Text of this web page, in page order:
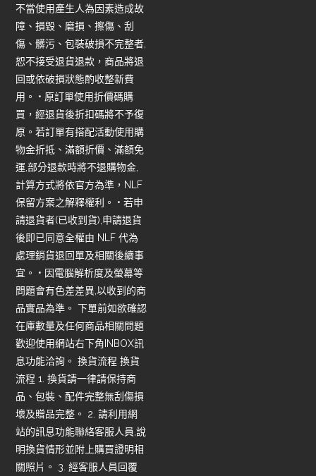
不當使用產生人為因素造成故
障、損毀、磨損、擦傷、刮
傷、髒污、包裝破損不完整者,
恕不接受退貨退款，商品將退
回或依破損狀態酌收整新費
用。 • 原訂單使用折價碼購
買，經退貨後折扣碼將不予復
原。若訂單有搭配活動使用購
物金折抵、滿額折價、滿額免
運,部分退款時將不退購物金,
計算方式將依官方為準，NLF
保留方案之解釋權利。 • 若申
請退貨者(已收到貨),申請退貨
後即已同意全權由 NLF 代為
處理銷貨退回單及相關後續事
宜。 • 因電腦解析度及螢幕等
問題會有色差差異,以收到的商
品實品為準。 下單前如欲確認
在庫數量及任何商品相關問題
歡迎使用網站右下角INBOX訊
息功能洽詢。 換貨流程 換貨
流程 1. 換貨請一律請保持商
品、包裝、配件完整無刮傷損
壞及贈品完整。 2. 請利用網
站的訊息功能聯絡客服人員,說
明換貨情形並附上購買證明相
關照片。 3. 經客服人員回覆